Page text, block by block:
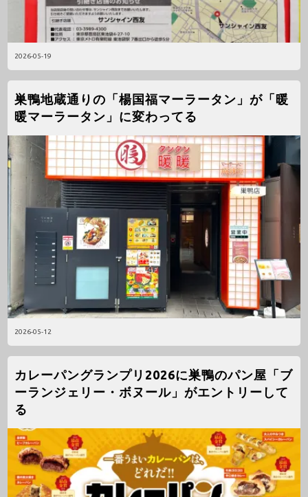
2026-05-19
2026-05-12
巣鴨地蔵通りの「楊国福マーラータン」が「暖
暖マーラータン」に変わってる
カレーパングランプリ2026に巣鴨のパン屋「ブ
ーランジェリー・ボヌール」がエントリーして
る